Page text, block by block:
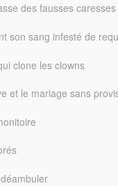
des fausses caresses
son sang infesté de
clone les clowns
et le mariage sans